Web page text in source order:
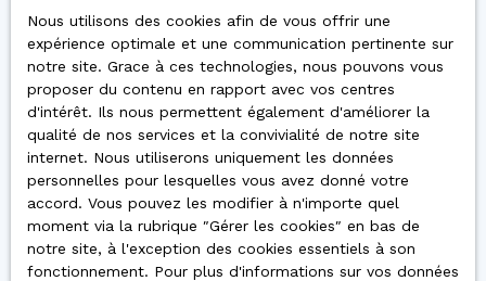
Vous
apprécierez
également
Nous utilisons des cookies afin de vous offrir une
expérience optimale et une communication pertinente sur
notre site. Grace à ces technologies, nous pouvons vous
proposer du contenu en rapport avec vos centres
d'intérêt. Ils nous permettent également d'améliorer la
qualité de nos services et la convivialité de notre site
internet. Nous utiliserons uniquement les données
personnelles pour lesquelles vous avez donné votre
accord. Vous pouvez les modifier à n'importe quel
moment via la rubrique ″Gérer les cookies″ en bas de
notre site, à l'exception des cookies essentiels à son
fonctionnement. Pour plus d'informations sur vos données